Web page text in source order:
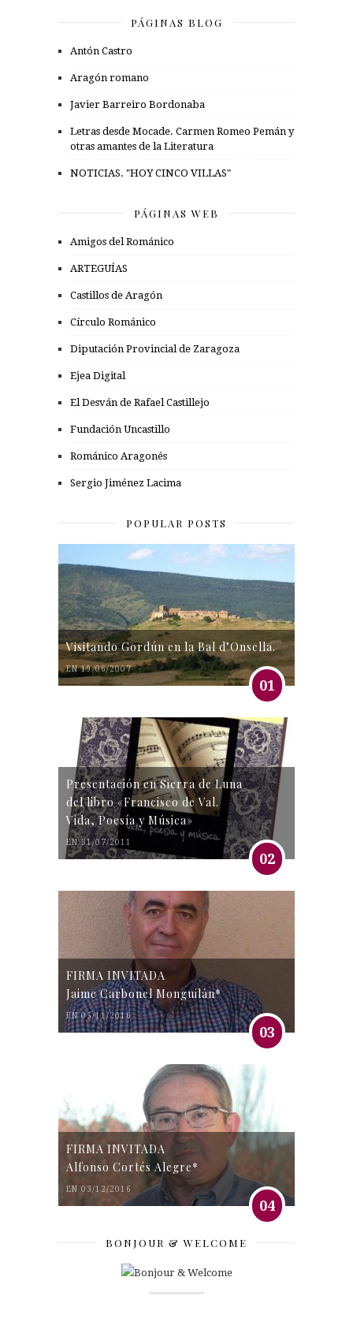
PÁGINAS BLOG
Antón Castro
Aragón romano
Javier Barreiro Bordonaba
Letras desde Mocade. Carmen Romeo Pemán y
otras amantes de la Literatura
NOTICIAS. "HOY CINCO VILLAS"
PÁGINAS WEB
Amigos del Románico
ARTEGUÍAS
Castillos de Aragón
Círculo Románico
Diputación Provincial de Zaragoza
Ejea Digital
El Desván de Rafael Castillejo
Fundación Uncastillo
Románico Aragonés
Sergio Jiménez Lacima
POPULAR POSTS
Visitando Gordún en la Bal d’Onsella.
EN 19/06/2007
01
Presentación en Sierra de Luna
del libro «Francisco de Val.
Vida, Poesía y Música»
EN 31/07/2011
02
FIRMA INVITADA
Jaime Carbonel Monguilán*
EN 05/11/2016
03
FIRMA INVITADA
Alfonso Cortés Alegre*
EN 03/12/2016
04
BONJOUR & WELCOME